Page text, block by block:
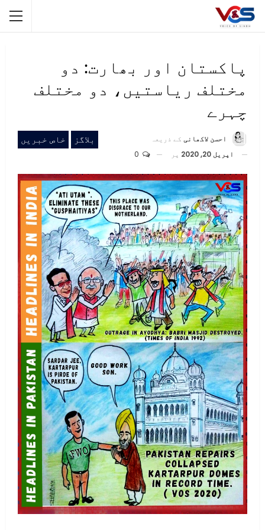
پاکستان اور بھارت: دو
مختلف ریاستیں، دو مختلف
چہرے
بلاگز خاص خبریں احسن لاکھانی کے ذریعہ
اپریل 20, 2020
پر